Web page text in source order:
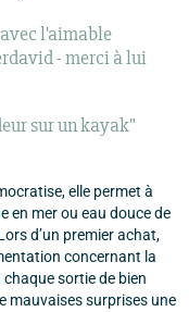
l'aimable
- merci à lui
sur un kayak"
elle permet à
en mer ou eau douce de
d’un premier achat,
concernant la
sortie de bien
mauvaises surprises une